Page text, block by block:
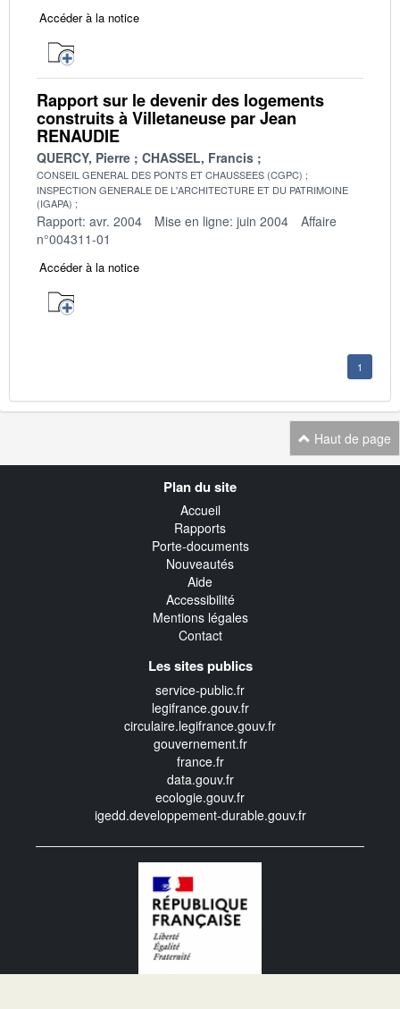
Accéder à la notice
Rapport sur le devenir des logements
construits à Villetaneuse par Jean
RENAUDIE
QUERCY, Pierre CHASSEL, Francis
CONSEIL GENERAL DES PONTS ET CHAUSSEES (CGPC)
INSPECTION GENERALE DE L'ARCHITECTURE ET DU PATRIMOINE
(IGAPA)
Rapport: avr. 2004 Mise en ligne: juin 2004
Affaire
n°004311-01
Accéder à la notice
1
Haut de page
Plan du site
Accueil
Rapports
Porte-documents
Nouveautés
Aide
Accessibilité
Mentions légales
Contact
Les sites publics
service-public.fr
legifrance.gouv.fr
circulaire.legifrance.gouv.fr
gouvernement.fr
france.fr
data.gouv.fr
ecologie.gouv.fr
igedd.developpement-durable.gouv.fr